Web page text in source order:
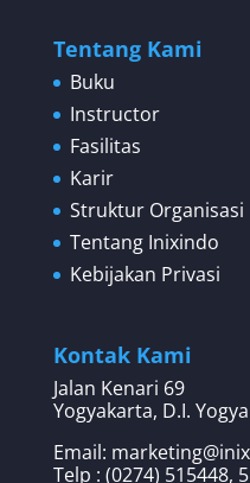
Tentang Kami
Buku
Instructor
Fasilitas
Karir
Struktur Organisasi
Tentang Inixindo
Kebijakan Privasi
Kontak Kami
Jalan Kenari 69
Yogyakarta, D.I.
Email:
Telp : (0274) 515448,